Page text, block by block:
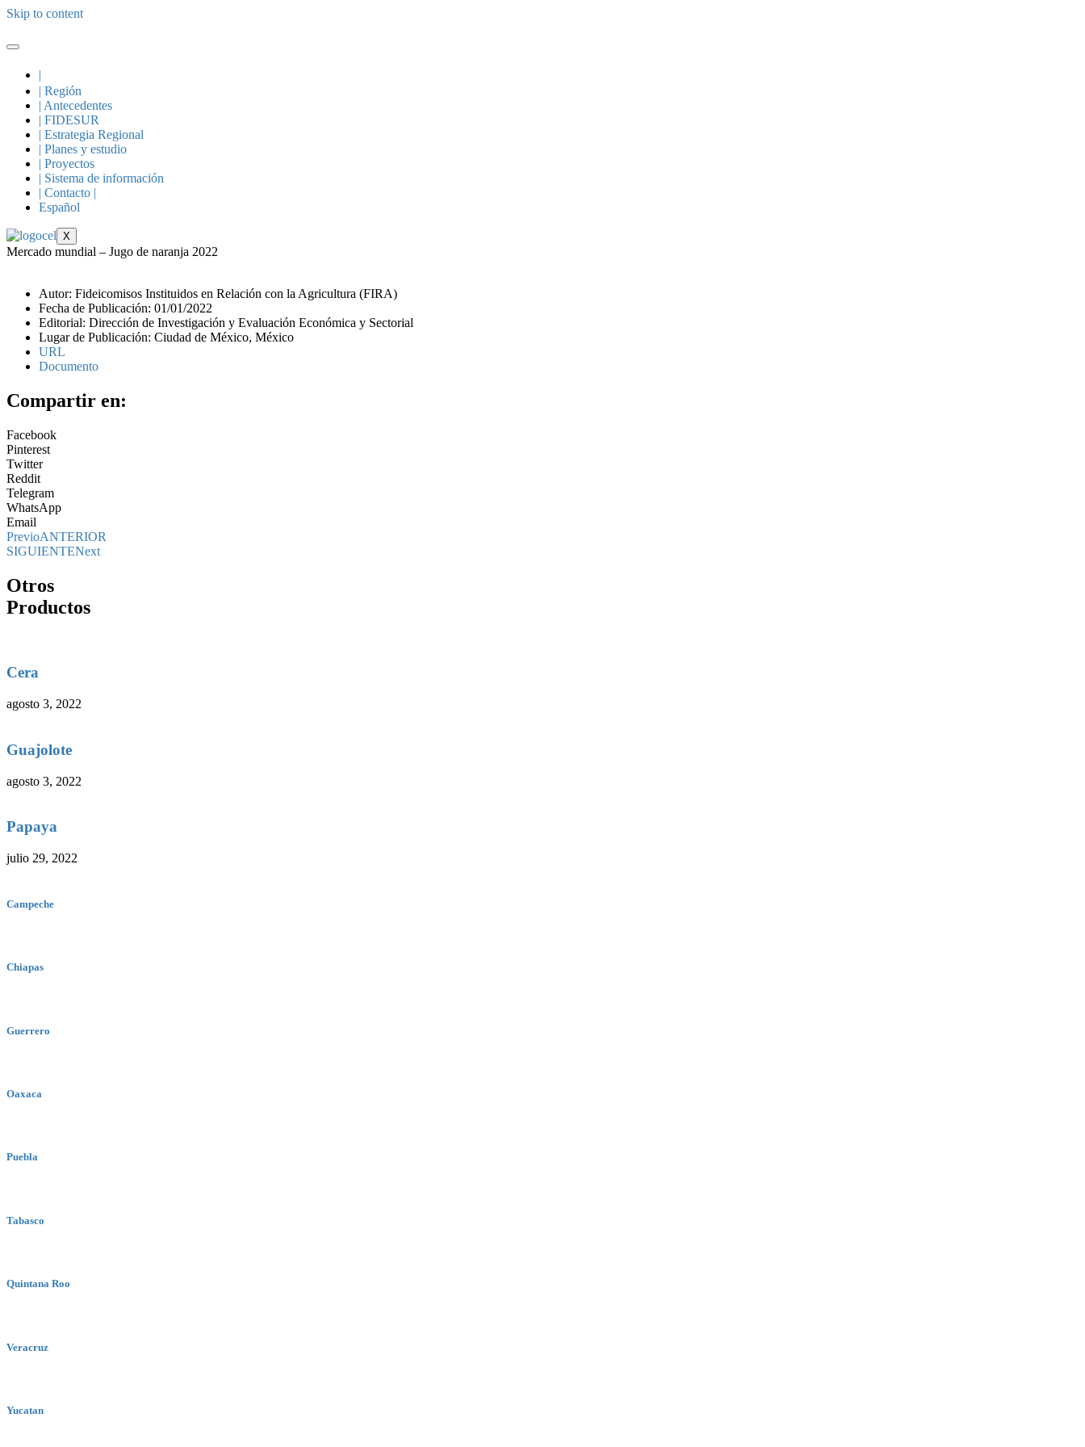
Skip to content
|
| Región
| Antecedentes
| FIDESUR
| Estrategia Regional
| Planes y estudio
| Proyectos
| Sistema de información
| Contacto |
Español
X
Mercado mundial – Jugo de naranja 2022
Autor: Fideicomisos Instituidos en Relación con la Agricultura (FIRA)
Fecha de Publicación: 01/01/2022
Editorial: Dirección de Investigación y Evaluación Económica y Sectorial
Lugar de Publicación: Ciudad de México, México
URL
Documento
Compartir en:
Facebook
Pinterest
Twitter
Reddit
Telegram
WhatsApp
Email
PrevioANTERIOR
SIGUIENTENext
Otros
Productos
Cera
agosto 3, 2022
Guajolote
agosto 3, 2022
Papaya
julio 29, 2022
Campeche
Chiapas
Guerrero
Oaxaca
Puebla
Tabasco
Quintana Roo
Veracruz
Yucatan